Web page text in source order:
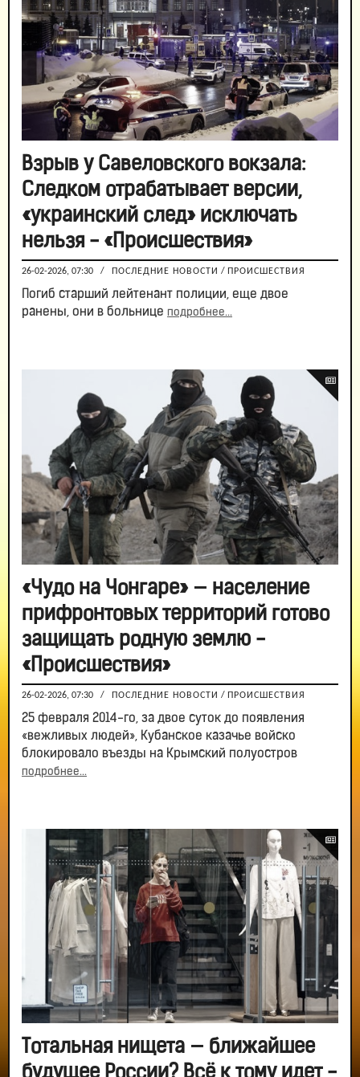
Взрыв у Савеловского вокзала:
Следком отрабатывает версии,
«украинский след» исключать
нельзя - «Происшествия»
26-02-2026, 07:30 / ПОСЛЕДНИЕ НОВОСТИ / ПРОИСШЕСТВИЯ
Погиб старший лейтенант полиции, еще двое
ранены, они в больнице подробнее...
«Чудо на Чонгаре» — население
прифронтовых территорий готово
защищать родную землю -
«Происшествия»
26-02-2026, 07:30 / ПОСЛЕДНИЕ НОВОСТИ / ПРОИСШЕСТВИЯ
25 февраля 2014-го, за двое суток до появления
«вежливых людей», Кубанское казачье войско
блокировало въезды на Крымский полуостров
подробнее...
Тотальная нищета — ближайшее